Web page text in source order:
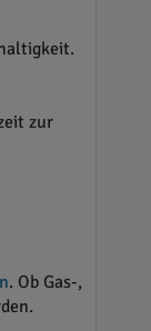
zur
. Ob Gas-,